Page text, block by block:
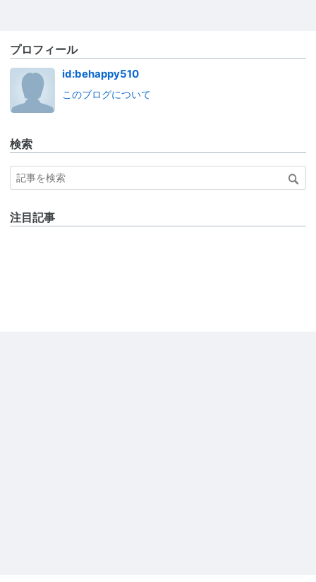
プロフィール
id:behappy510
このブログについて
検索
注目記事